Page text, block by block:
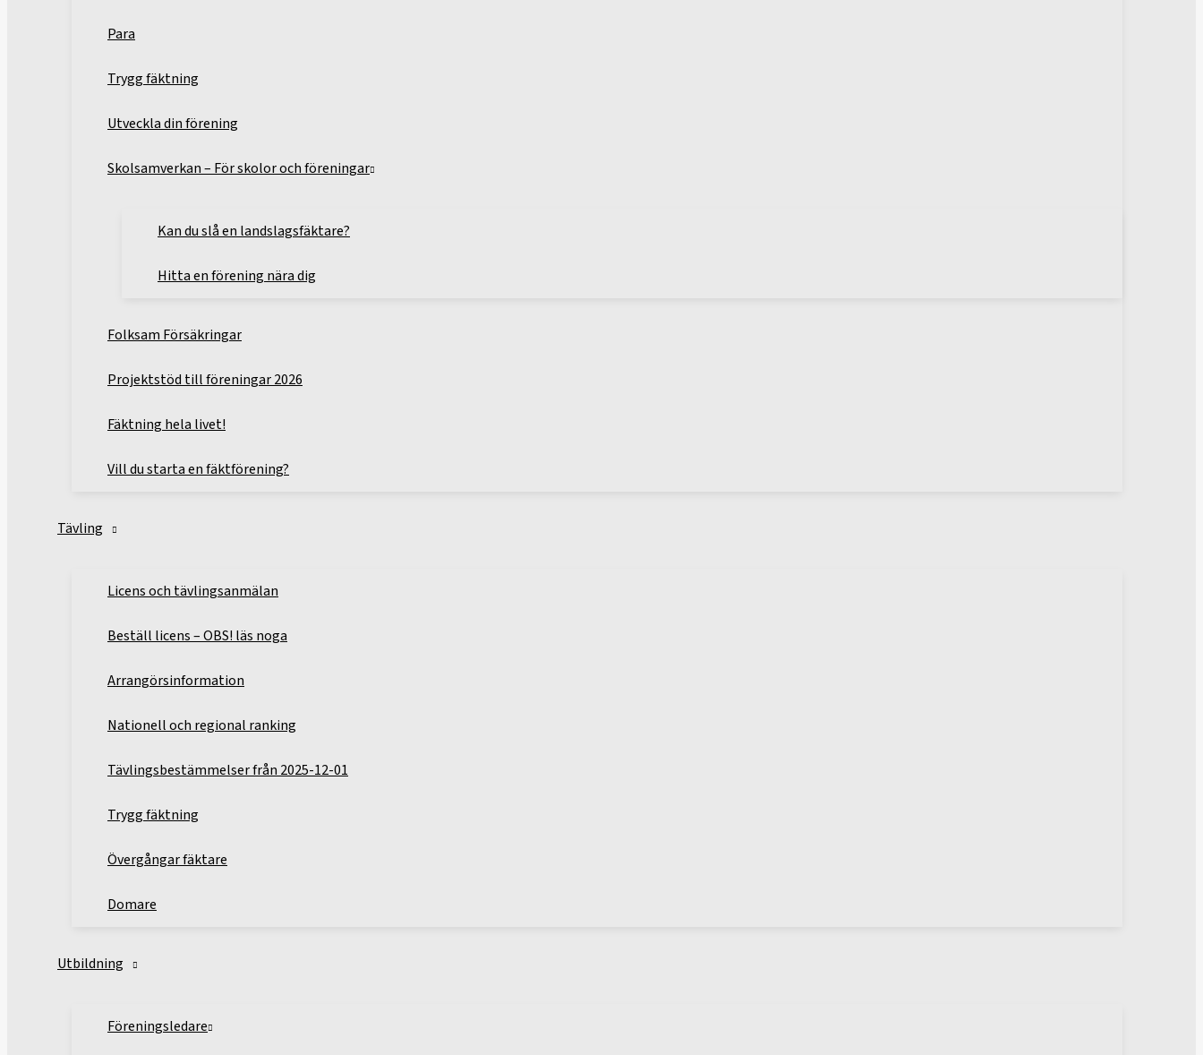
Para
Trygg fäktning
Utveckla din förening
Skolsamverkan – För skolor och föreningar
Kan du slå en landslagsfäktare?
Hitta en förening nära dig
Folksam Försäkringar
Projektstöd till föreningar 2026
Fäktning hela livet!
Vill du starta en fäktförening?
Tävling
Licens och tävlingsanmälan
Beställ licens – OBS! läs noga
Arrangörsinformation
Nationell och regional ranking
Tävlingsbestämmelser från 2025-12-01
Trygg fäktning
Övergångar fäktare
Domare
Utbildning
Föreningsledare